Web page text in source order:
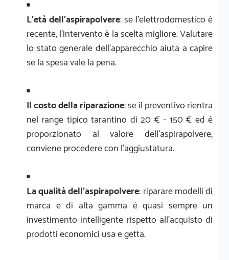
L'età dell'aspirapolvere: se l'elettrodomestico è
recente, l'intervento è la scelta migliore. Valutare
lo stato generale dell'apparecchio aiuta a capire
se la spesa vale la pena.
Il costo della riparazione: se il preventivo rientra
nel range tipico tarantino di 20 € - 150 € ed è
proporzionato al valore dell'aspirapolvere,
conviene procedere con l'aggiustatura.
La qualità dell'aspirapolvere: riparare modelli di
marca e di alta gamma è quasi sempre un
investimento intelligente rispetto all'acquisto di
prodotti economici usa e getta.